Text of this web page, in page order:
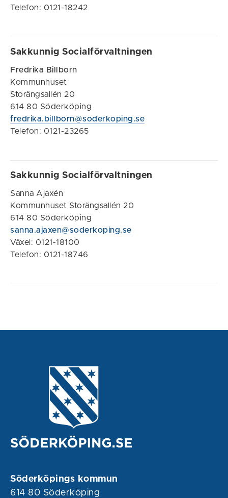
Telefon: 0121-18242
Sakkunnig Socialförvaltningen
Fredrika Billborn
Kommunhuset
Storängsallén 20
614 80 Söderköping
fredrika.billborn@soderkoping.se
Telefon: 0121-23265
Sakkunnig Socialförvaltningen
Sanna Ajaxén
Kommunhuset Storängsallén 20
614 80 Söderköping
sanna.ajaxen@soderkoping.se
Växel: 0121-18100
Telefon: 0121-18746
Söderköpings kommun
614 80 Söderköping